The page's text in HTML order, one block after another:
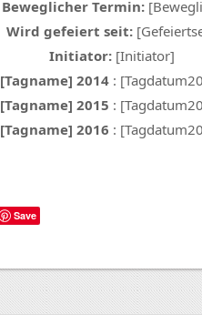
Beweglicher Termin:
Wird gefeiert seit:
Initiator: [Initiator]
[Tagname] 2014 :
[Tagname] 2015 :
[Tagname] 2016 :
Save